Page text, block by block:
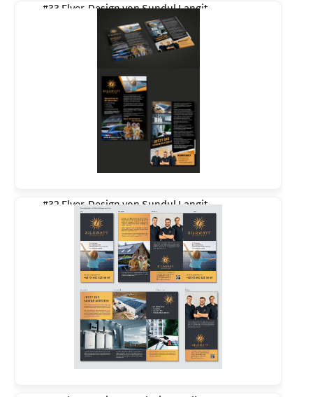
#33 Flyer-Design vonSundul Langit
#32 Flyer-Design vonSundul Langit